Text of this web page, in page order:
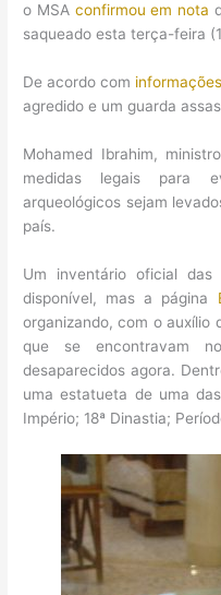
o MSA confirmou em nota
saqueado esta terça-feira
De acordo com
agredido e um guarda
Mohamed Ibrahim,
medidas legais para
arqueológicos sejam
país.
Um inventário oficial
disponível, mas a página
organizando, com o auxílio
que se encontravam
desaparecidos agora.
uma estatueta de uma
Império; 18ª Dinastia;